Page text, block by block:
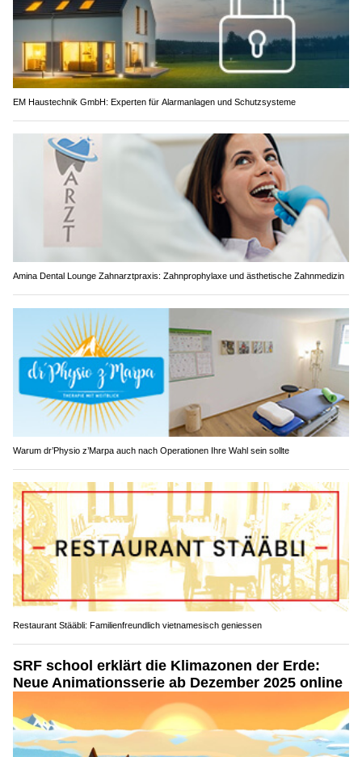
EM Haustechnik GmbH: Experten für Alarmanlagen und Schutzsysteme
Amina Dental Lounge Zahnarztpraxis: Zahnprophylaxe und ästhetische Zahnmedizin
Warum dr’Physio z’Marpa auch nach Operationen Ihre Wahl sein sollte
Restaurant Stääbli: Familienfreundlich vietnamesisch geniessen
SRF school erklärt die Klimazonen der Erde:
Neue Animationsserie ab Dezember 2025 online